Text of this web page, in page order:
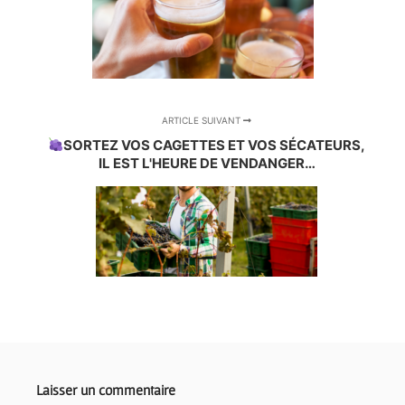
ARTICLE SUIVANT
SORTEZ VOS CAGETTES ET VOS SÉCATEURS,
IL EST L'HEURE DE VENDANGER…
Laisser un commentaire